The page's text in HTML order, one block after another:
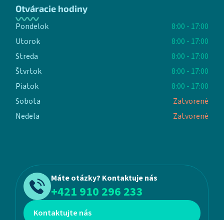
Otváracie hodiny
Pondelok
8:00 - 17:00
Utorok
8:00 - 17:00
Streda
8:00 - 17:00
Štvrtok
8:00 - 17:00
Piatok
8:00 - 17:00
Sobota
Zatvorené
Nedela
Zatvorené
Máte otázky? Kontaktuje nás
+421 910 296 233
Kontaktujte nás